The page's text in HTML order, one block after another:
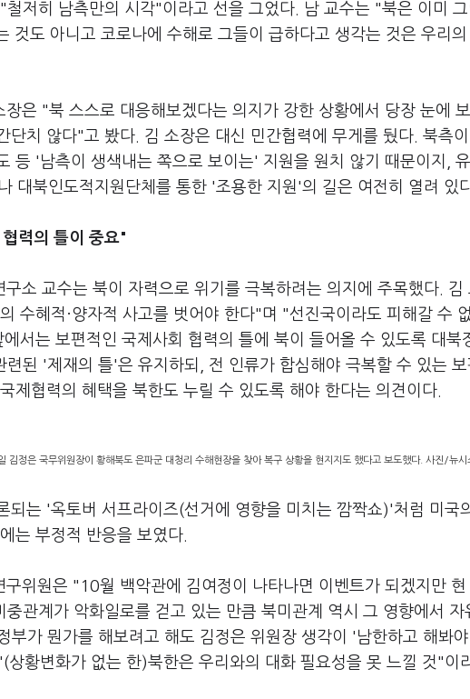
철저히 남측만의 시각"이라고 선을 그었다. 남 교수는 "북은 이미
것도 아니고 코로나에 수해로 그들이 급하다고 생각는 것은 우리
장은 "북 스스로 대응해보겠다는 의지가 강한 상황에서 당장 눈에
단치 않다"고 봤다. 김 소장은 대신 민간협력에 무게를 뒀다. 북측
등 '남측이 생색내는 쪽으로 보이는' 지원을 원치 않기 때문이지,
대북인도적지원단체를 통한 '조용한 지원'의 길은 여전히 열려
력의 틀이 중요"
구소 교수는 북이 자력으로 위기를 극복하려는 의지에 주목했다.
수혜적·양자적 사고를 벗어야 한다"며 "선진국이라도 피해갈 수
서는 보편적인 국제사회 협력의 틀에 북이 들어올 수 있도록 대북
된 '제재의 틀'은 유지하되, 전 인류가 합심해야 극복할 수 있는 보
제협력의 혜택을 북한도 누릴 수 있도록 해야 한다는 의견이다.
김정은 국무위원장이 황해북도 은파군 대청리 수해현장을 찾아 복구 상황을 현지지도 했다고 보도했다. 사진/뉴시
되는 '옥토버 서프라이즈(선거에 영향을 미치는 깜짝쇼)'처럼 미국
는 부정적 반응을 보였다.
구위원은 "10월 백악관에 김여정이 나타나면 이벤트가 되겠지만
관계가 악화일로를 걷고 있는 만큼 북미관계 역시 그 영향에서 자
부가 뭔가를 해보려고 해도 김정은 위원장 생각이 '남한하고 해봐
황변화가 없는 한)북한은 우리와의 대화 필요성을 못 느낄 것"이